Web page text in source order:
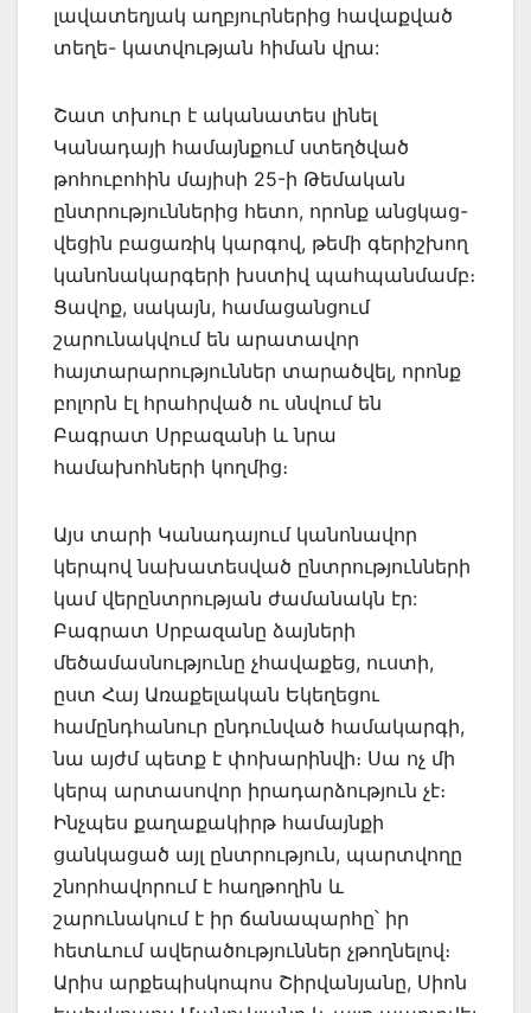
լավատեղյակ աղբյուրներից հավաքված
տեղե- կատվության հիման վրա:
Շատ տխուր է ականատես լինել
Կանադայի համայնքում ստեղծված
թոհուբոհին մայիսի 25-ի Թեմական
ընտրություններից հետո, որոնք անցկաց-
վեցին բացառիկ կարգով, թեմի գերիշխող
կանոնակարգերի խստիվ պահպանմամբ։
Ցավոք, սակայն, համացանցում
շարունակվում են արատավոր
հայտարարություններ տարածվել, որոնք
բոլորն էլ հրահրված ու սնվում են
Բագրատ Սրբազանի և նրա
համախոհների կողմից։
Այս տարի Կանադայում կանոնավոր
կերպով նախատեսված ընտրությունների
կամ վերընտրության ժամանակն էր:
Բագրատ Սրբազանը ձայների
մեծամասնությունը չհավաքեց, ուստի,
ըստ Հայ Առաքելական Եկեղեցու
համընդհանուր ընդունված համակարգի,
նա այժմ պետք է փոխարինվի։ Սա ոչ մի
կերպ արտասովոր իրադարձություն չէ։
Ինչպես քաղաքակիրթ համայնքի
ցանկացած այլ ընտրություն, պարտվողը
շնորհավորում է հաղթողին և
շարունակում է իր ճանապարհը՝ իր
հետևում ավերածություններ չթողնելով։
Արիս արքեպիսկոպոս Շիրվանյանը, Սիոն